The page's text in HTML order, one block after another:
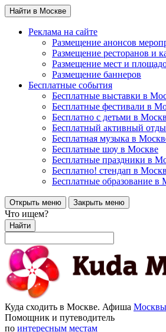
Найти в Москве
Реклама на сайте
Размещение анонсов
Размещение ресторанов и
Размещение мест и
Размещение баннеров
Бесплатные события
Бесплатные выставки в
Бесплатные фестивали в
Бесплатно с детьми в
Бесплатный активный
Бесплатная музыка в
Бесплатные шоу в Москве
Бесплатные праздники в
Бесплатно! стендап в
Бесплатные образование в
Открыть меню Закрыть меню
Что ищем?
Найти
Куда сходить в Москве. Афиша Москвы
Помощник и путеводитель
по интересным местам